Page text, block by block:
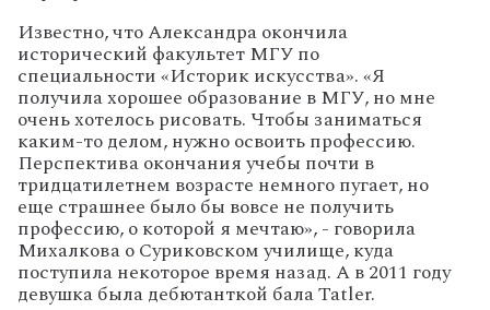
Известно, что Александра окончила
исторический факультет МГУ по
специальности «Историк искусства». «Я
получила хорошее образование в МГУ, но мне
очень хотелось рисовать. Чтобы заниматься
каким-то делом, нужно освоить профессию.
Перспектива окончания учебы почти в
тридцатилетнем возрасте немного пугает, но
еще страшнее было бы вовсе не получить
профессию, о которой я мечтаю», - говорила
Михалкова о Суриковском училище, куда
поступила некоторое время назад.А в 2011 году
девушка была дебютанткой бала Tatler.